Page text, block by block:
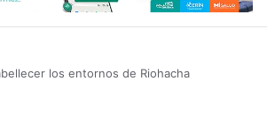
los entornos de Riohacha